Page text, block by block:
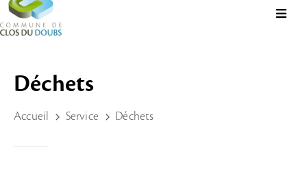
Administration
Guichet
Déchets
Accueil Service Déchets